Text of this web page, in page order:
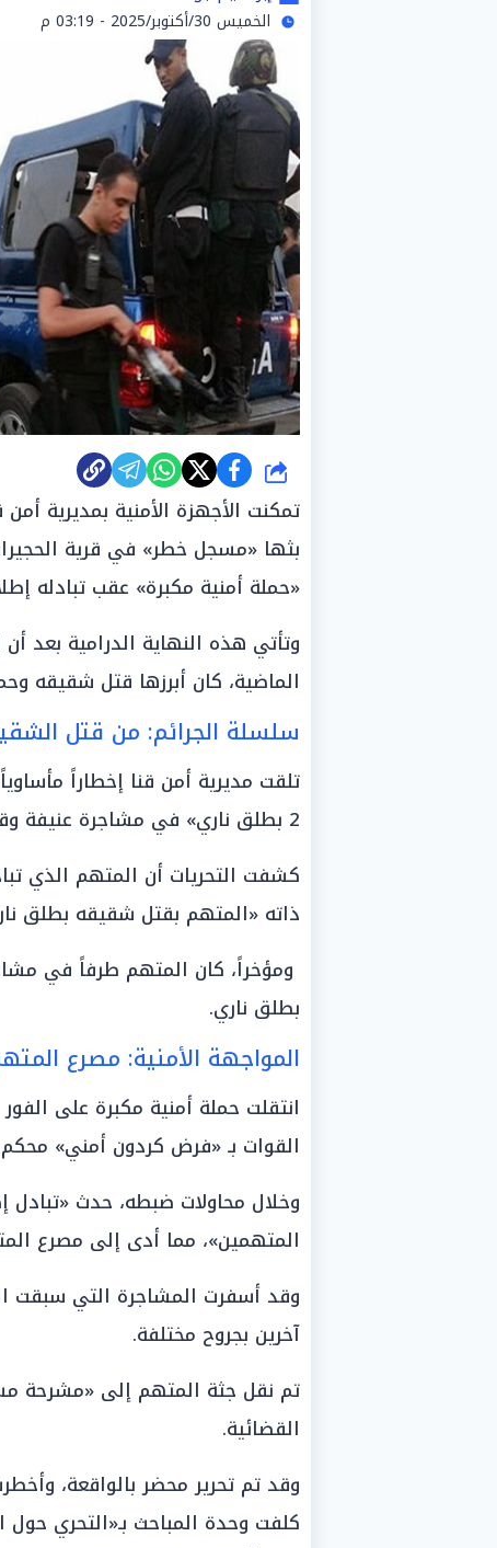
الخميس 30/أكتوبر/2025 - 03:19 م
شارك
تمكنت الأجهزة الأمنية بمديرية
بثها «مسجل خطر» في قرية
«حملة أمنية مكبرة» عقب تبادله
وتأتي هذه النهاية الدرامية بعد
الماضية، كان أبرزها قتل شقيقه
سلسلة الجرائم: من قتل
تلقت مديرية أمن قنا إخطاراً
2 بطلق ناري» في مشاجرة عنيفة وقعت بقرية الحجيرات.
كشفت التحريات أن المتهم الذي
ذاته «المتهم بقتل شقيقه بطلق
ومؤخراً، كان المتهم طرفاً في
بطلق ناري.
المواجهة الأمنية: مصرع
انتقلت حملة أمنية مكبرة على
القوات بـ «فرض كردون أمني»
وخلال محاولات ضبطه، حدث «تبادل
المتهمين»، مما أدى إلى مصرع
وقد أسفرت المشاجرة التي سبقت
آخرين بجروح مختلفة.
تم نقل جثة المتهم إلى «مشرحة
القضائية.
وقد تم تحرير محضر بالواقعة،
كلفت وحدة المباحث بـ«التحري